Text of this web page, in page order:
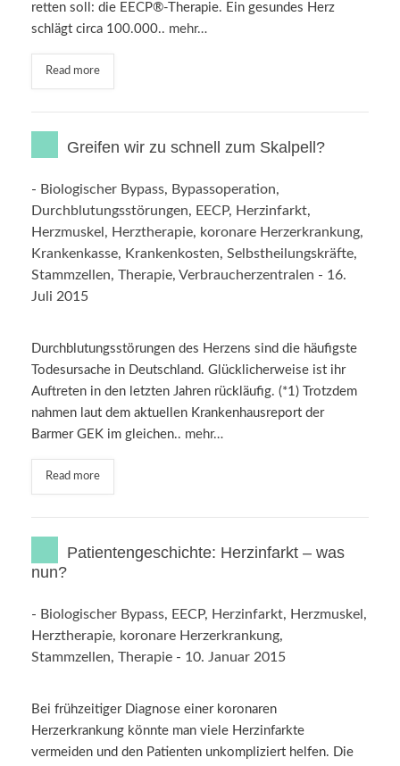
retten soll: die EECP®-Therapie. Ein gesundes Herz
schlägt circa 100.000.. mehr…
Read more
Greifen wir zu schnell zum Skalpell?
- Biologischer Bypass, Bypassoperation,
Durchblutungsstörungen, EECP, Herzinfarkt,
Herzmuskel , Herztherapie, koronare Herzerkrankung,
Krankenkasse, Krankenkosten, Selbstheilungskräfte,
Stammzellen, Therapie, Verbraucherzentralen - 16.
Juli 2015
Durchblutungsstörungen des Herzens sind die häufigste
Todesursache in Deutschland. Glücklicherweise ist ihr
Auftreten in den letzten Jahren rückläufig. (*1) Trotzdem
nahmen laut dem aktuellen Krankenhausreport der
Barmer GEK im gleichen.. mehr…
Read more
Patientengeschichte: Herzinfarkt – was
nun?
- Biologischer Bypass, EECP, Herzinfarkt, Herzmuskel ,
Herztherapie, koronare Herzerkrankung,
Stammzellen, Therapie - 10. Januar 2015
Bei frühzeitiger Diagnose einer koronaren
Herzerkrankung könnte man viele Herzinfarkte
vermeiden und den Patienten unkompliziert helfen. Die